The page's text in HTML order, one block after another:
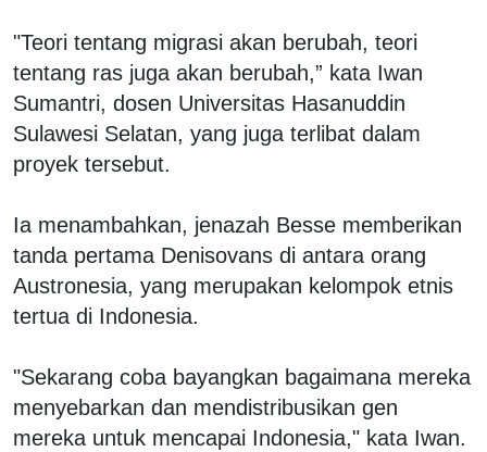
"Teori tentang migrasi akan berubah, teori
tentang ras juga akan berubah,” kata Iwan
Sumantri, dosen Universitas Hasanuddin
Sulawesi Selatan, yang juga terlibat dalam
proyek tersebut.
Ia menambahkan, jenazah Besse memberikan
tanda pertama Denisovans di antara orang
Austronesia, yang merupakan kelompok etnis
tertua di Indonesia.
"Sekarang coba bayangkan bagaimana mereka
menyebarkan dan mendistribusikan gen
mereka untuk mencapai Indonesia," kata Iwan.